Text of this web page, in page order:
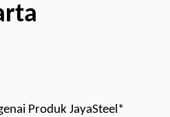
Produk JayaSteel*